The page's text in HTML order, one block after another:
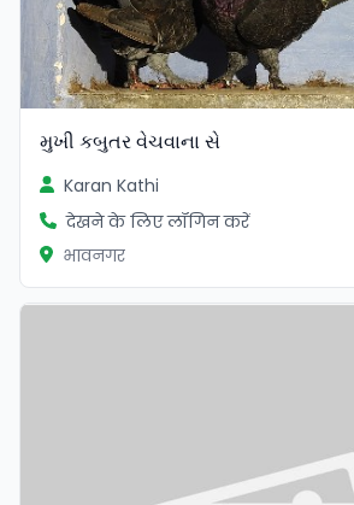
મુખી કબુતર વેચવાના સે
Karan Kathi
देखने के लिए लॉगिन करें
भावनगर